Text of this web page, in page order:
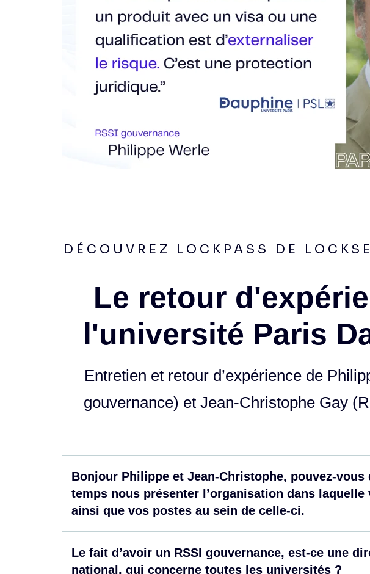
DÉCOUVREZ LOCKPASS DE
Le retour
l'université Paris
Entretien et retour d’expérience de
gouvernance) et Jean-Christophe Gay
Bonjour Philippe et Jean-Christophe, pouvez-vous
temps nous présenter l’organisation dans
ainsi que vos postes au sein de celle-ci.
Le fait d’avoir un RSSI gouvernance, est-ce une
national, qui concerne toutes les universités ?